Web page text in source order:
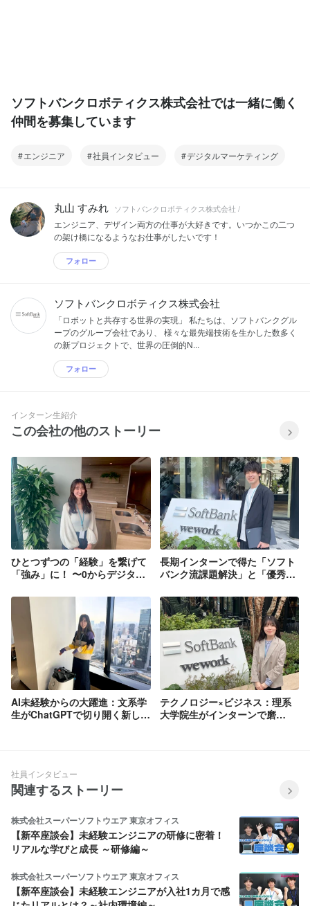
ソフトバンクロボティクス株式会社では一緒に働く
仲間を募集しています
エンジニア 社員インタビュー デジタルマーケティング
丸山 すみれ ソフトバンクロボティクス株式会社 /
エンジニア、デザイン両方の仕事が大好きです。いつかこの二つ
の架け橋になるようなお仕事がしたいです！
フォロー
ソフトバンクロボティクス株式会社
「ロボットと共存する世界の実現」 私たちは、ソフトバンクグル
ープのグループ会社であり、 様々な最先端技術を生かした数多く
の新プロジェクトで、世界の圧倒的N...
フォロー
インターン生紹介
この会社の他のストーリー
ひとつずつの「経験」を繋げて
「強み」に！ 〜0からデジタル
長期インターンで得た「ソフト
バンク流課題解決」と「優秀な
AI未経験からの大躍進：文系学
生がChatGPTで切り開く新しい
テクノロジー×ビジネス：理系
大学院生がインターンで磨
社員インタビュー
関連するストーリー
株式会社スーパーソフトウエア 東京オフィス
【新卒座談会】未経験エンジニアの研修に密着！
リアルな学びと成長 ～研修編～
株式会社スーパーソフトウエア 東京オフィス
【新卒座談会】未経験エンジニアが入社1カ月で感